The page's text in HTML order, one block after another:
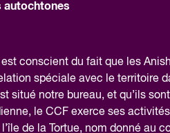
autochtones
conscient du fait que les
spéciale avec le territoire
situé notre bureau, et qu’ils
le CCF exerce ses
de la Tortue, nom donné au